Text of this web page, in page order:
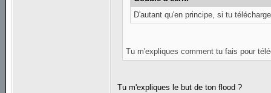
D'autant qu'en principe, si tu
Tu m'expliques comment tu fais pour
Tu m'expliques le but de ton flood ?